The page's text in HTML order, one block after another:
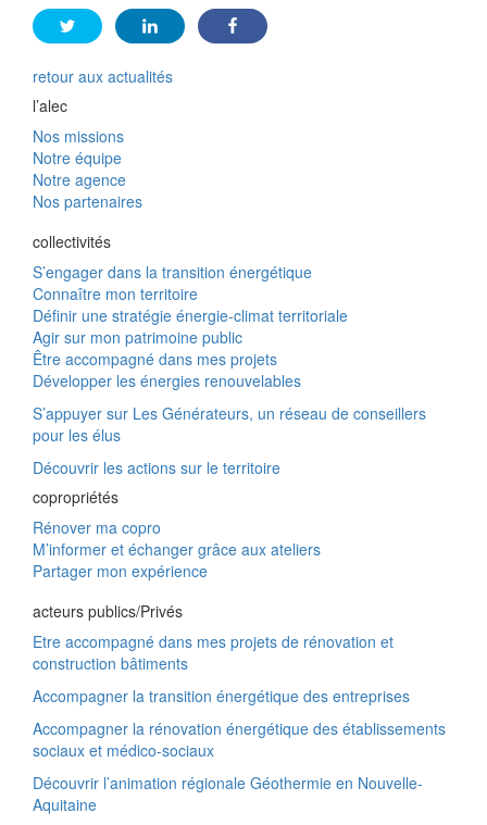
retour aux actualités
l’alec
Nos missions
Notre équipe
Notre agence
Nos partenaires
collectivités
S’engager dans la transition énergétique
Connaître mon territoire
Définir une stratégie énergie-climat territoriale
Agir sur mon patrimoine public
Être accompagné dans mes projets
Développer les énergies renouvelables
S’appuyer sur Les Générateurs, un réseau de conseillers
pour les élus
Découvrir les actions sur le territoire
copropriétés
Rénover ma copro
M’informer et échanger grâce aux ateliers
Partager mon expérience
acteurs publics/Privés
Etre accompagné dans mes projets de rénovation et
construction bâtiments
Accompagner la transition énergétique des entreprises
Accompagner la rénovation énergétique des établissements
sociaux et médico-sociaux
Découvrir l’animation régionale Géothermie en Nouvelle-
Aquitaine